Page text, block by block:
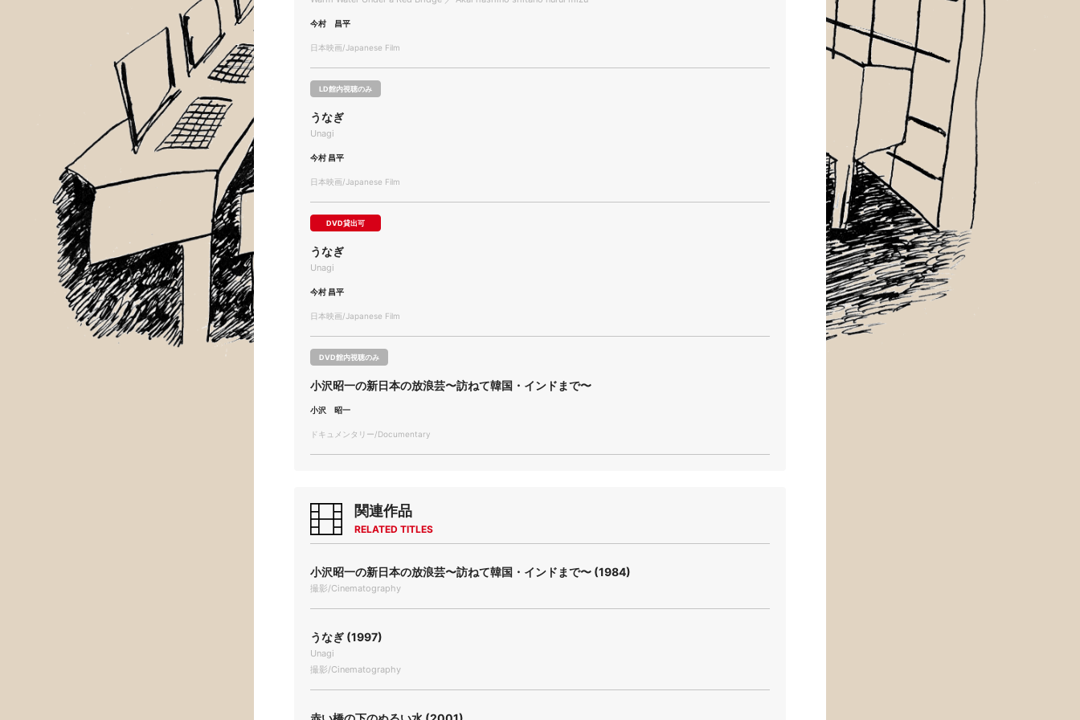
今村 昌平
日本映画/Japanese Film
LD館内視聴のみ
うなぎ
Unagi
今村 昌平
日本映画/Japanese Film
DVD貸出可
うなぎ
Unagi
今村 昌平
日本映画/Japanese Film
DVD館内視聴のみ
小沢昭一の新日本の放浪芸〜訪ねて韓国・インドまで〜
小沢 昭一
ドキュメンタリー/Documentary
関連作品
RELATED TITLES
小沢昭一の新日本の放浪芸〜訪ねて韓国・インドまで〜 (1984)
撮影/Cinematography
うなぎ (1997)
Unagi
撮影/Cinematography